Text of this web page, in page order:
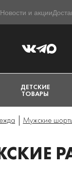
Новости и акции
ДЕТСКИЕ
ТОВАРЫ
Мужские